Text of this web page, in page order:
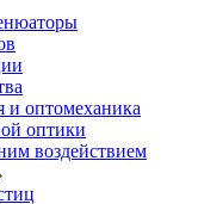
оптомеханика
оптики
воздействием